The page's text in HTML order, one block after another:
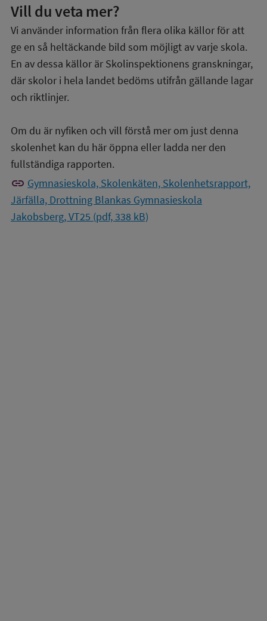
Vill du veta mer?
Vi använder information från flera olika källor för att
ge en så heltäckande bild som möjligt av varje skola.
En av dessa källor är Skolinspektionens granskningar,
där skolor i hela landet bedöms utifrån gällande lagar
och riktlinjer.
Om du är nyfiken och vill förstå mer om just denna
skolenhet kan du här öppna eller ladda ner den
fullständiga rapporten.
link Gymnasieskola, Skolenkäten, Skolenhetsrapport,
Järfälla, Drottning Blankas Gymnasieskola
Jakobsberg, VT25 (pdf, 338 kB)